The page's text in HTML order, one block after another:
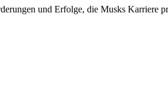
und Erfolge, die Musks Karriere